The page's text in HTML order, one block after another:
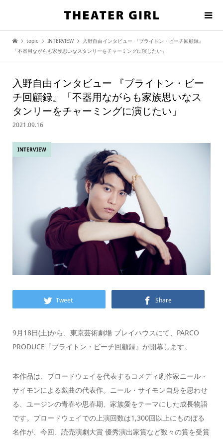
topic INTERVIEW
入野自由インタビュー 『ブライトン・ビーチ回顧録』
「不器用ながらも家族思いなスタンリーをチャーミングに演じたい」
入野自由インタビュー 『ブライトン・ビー
チ回顧録』「不器用ながらも家族思いなス
タンリーをチャーミングに演じたい」
2021.09.16
INTERVIEW
Tweet Share
9月18日(土)から、東京芸術劇場 プレイハウスにて、PARCO
PRODUCE『ブライトン・ビーチ回顧録』が開幕します。
本作品は、ブロードウェイを代表するコメディ劇作家ニール・
サイモンによる戯曲の代表作。ニール・サイモン自身を思わせ
る、ユージンの青春や思春期、家族愛をテーマにした成長物語
です。ブロードウェイでの上演回数は1,300回以上にものぼる
名作が、今回、読売演劇大賞 優秀演出家賞など数々の賞を受賞